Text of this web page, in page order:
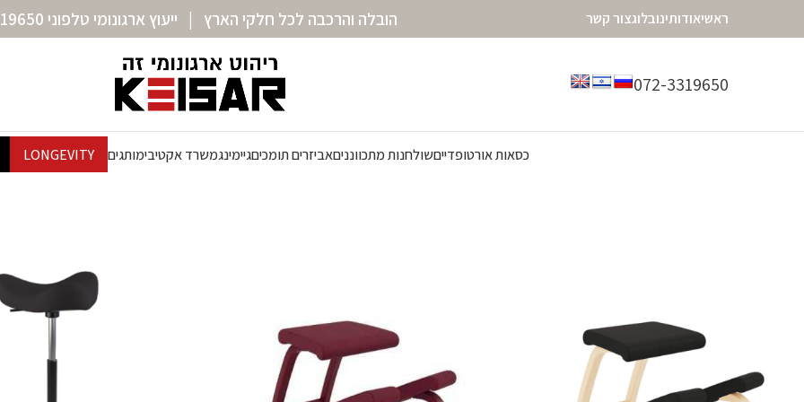
ראשיאודותינובלוגצור קשר הובלה והרכבה לכל חלקי הארץ | ייעוץ ארגונומי טלפוני 072-3319650
072-3319650
כסאות אורטופדייםשולחנות מתכוונניםאביזרים תומכיםגיימינגמשרד אקטיבימותגים LONGEVITY